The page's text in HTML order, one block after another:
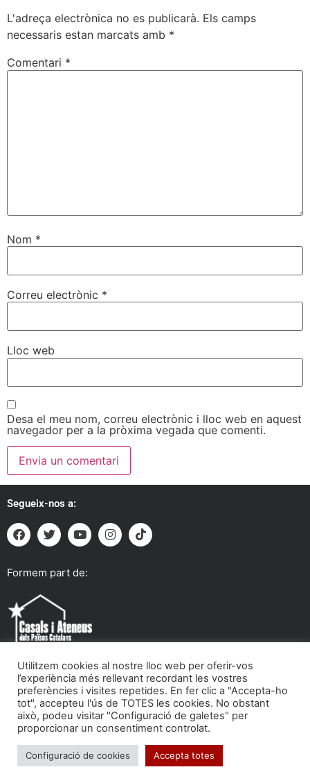
L'adreça electrònica no es publicarà. Els camps
necessaris estan marcats amb *
Comentari *
Nom *
Correu electrònic *
Lloc web
Desa el meu nom, correu electrònic i lloc web en aquest
navegador per a la pròxima vegada que comenti.
Segueix-nos a:
Formem part de:
Troba'ns a:
Utilitzem cookies al nostre lloc web per oferir-vos
l’experiència més rellevant recordant les vostres
preferències i visites repetides. En fer clic a "Accepta-ho
tot", accepteu l'ús de TOTES les cookies. No obstant
això, podeu visitar "Configuració de galetes" per
proporcionar un consentiment controlat.
Configuració de cookies Accepta totes